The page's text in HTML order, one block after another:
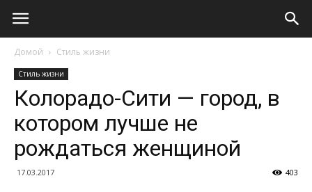
Домой Стиль жизни
Стиль жизни
Колорадо-Сити — город, в
котором лучше не
рождаться женщиной
17.03.2017 403